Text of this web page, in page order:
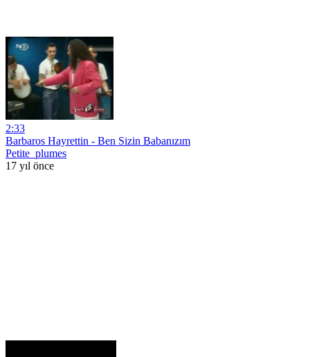
2:33
Barbaros Hayrettin - Ben Sizin Babanızım
Petite_plumes
17 yıl önce